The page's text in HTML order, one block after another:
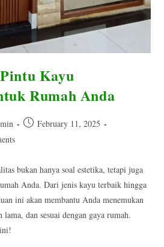
Kayu
Rumah Anda
PostFebruary 11, 2025
bukan hanya soal estetika, tetapi juga
Anda. Dari jenis kayu terbaik hingga
ini akan membantu Anda menemukan
dan sesuai dengan gaya rumah.